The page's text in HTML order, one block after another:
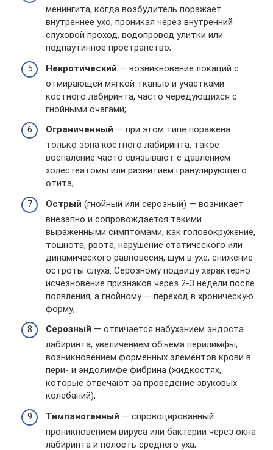
менингита, когда возбудитель поражает
внутреннее ухо, проникая через внутренний
слуховой проход, водопровод улитки или
подпаутинное пространство;
Некротический — возникновение локаций с
отмирающей мягкой тканью и участками
костного лабиринта, часто чередующихся с
гнойными очагами;
Ограниченный — при этом типе поражена
только зона костного лабиринта, такое
воспаление часто связывают с давлением
холестеатомы или развитием гранулирующего
отита;
Острый (гнойный или серозный) — возникает
внезапно и сопровождается такими
выраженными симптомами, как головокружение,
тошнота, рвота, нарушение статического или
динамического равновесия, шум в ухе, снижение
остроты слуха. Серозному подвиду характерно
исчезновение признаков через 2-3 недели после
появления, а гнойному — переход в хроническую
форму;
Серозный — отличается набуханием эндоста
лабиринта, увеличением объема перилимфы,
возникновением форменных элементов крови в
пери- и эндолимфе фибрина (жидкостях,
которые отвечают за проведение звуковых
колебаний);
Тимпаногенный — спровоцированный
проникновением вируса или бактерии через окна
лабиринта и полость среднего уха;